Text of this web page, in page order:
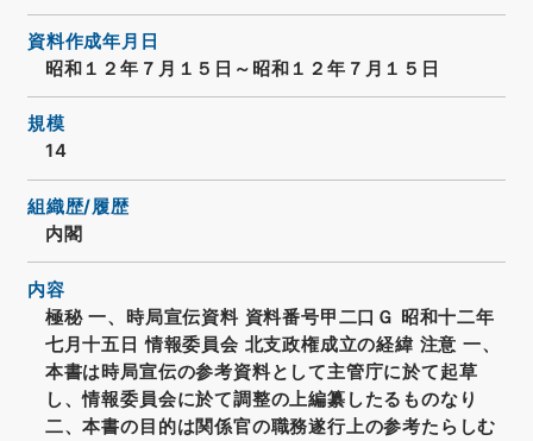
資料作成年月日
昭和１２年７月１５日～昭和１２年７月１５日
規模
14
組織歴/履歴
内閣
内容
極秘 一、時局宣伝資料 資料番号甲二口Ｇ 昭和十二年
七月十五日 情報委員会 北支政権成立の経緯 注意 一、
本書は時局宣伝の参考資料として主管庁に於て起草
し、情報委員会に於て調整の上編纂したるものなり
二、本書の目的は関係官の職務遂行上の参考たらしむ